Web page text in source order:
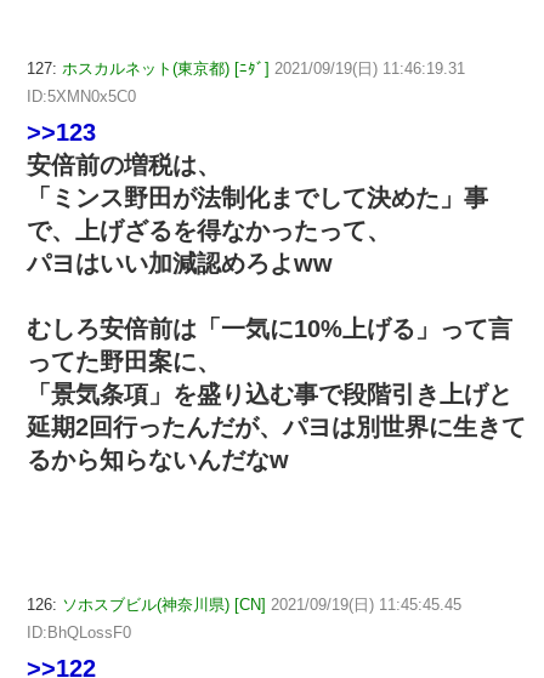
127: ホスカルネット(東京都) [ﾆﾀﾞ] 2021/09/19(日) 11:46:19.31
ID:5XMN0x5C0
>>123
安倍前の増税は、
「ミンス野田が法制化までして決めた」事
で、上げざるを得なかったって、
パヨはいい加減認めろよww
むしろ安倍前は「一気に10%上げる」って言
ってた野田案に、
「景気条項」を盛り込む事で段階引き上げと
延期2回行ったんだが、パヨは別世界に生きて
るから知らないんだなw
126: ソホスブビル(神奈川県) [CN] 2021/09/19(日) 11:45:45.45
ID:BhQLossF0
>>122